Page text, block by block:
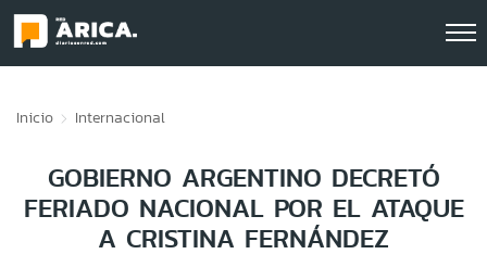
Inicio Internacional
GOBIERNO ARGENTINO DECRETÓ
FERIADO NACIONAL POR EL ATAQUE
A CRISTINA FERNÁNDEZ